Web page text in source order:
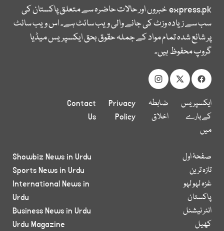
express.pkخبروں اور حالات حاضرہ سے متعلق پاکستان کی
سب سے زیادہ وزٹ کی جانے والی ویب سائٹ ہے۔ اس ویب سائٹ
پر شائع شدہ تمام مواد کے جملہ حقوق بحق ایکسپریس میڈیا
گروپ محفوظ ہیں۔
ایکسپریس
کے بارے
میں
ضابطہ
اخلاق
Privacy
Policy
Contact
Us
صفحۂ اول
تازہ ترین
غزہ لہو لہو
پاکستان
انٹر نیشنل
کھیل
Showbiz News in Urdu
Sports News in Urdu
International News in
Urdu
Business News in Urdu
Urdu Magazine